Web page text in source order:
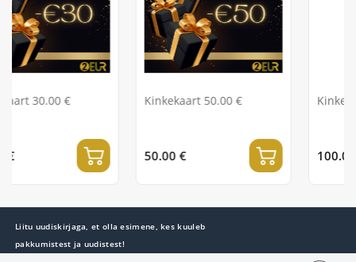
Kinkekaart 50.00 €
50.00 €
Kinkekaart 100.00 €
100.00 €
Liitu uudiskirjaga, et olla esimene, kes kuuleb
pakkumistest ja uudistest!